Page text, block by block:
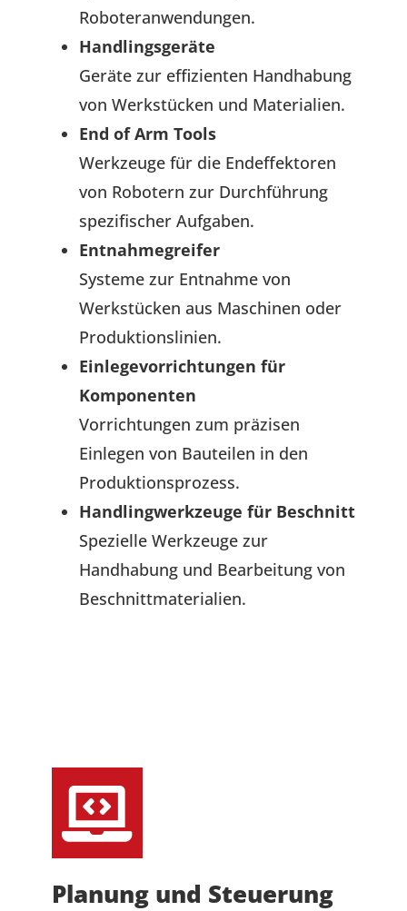
Roboteranwendungen.
Handlingsgeräte
Geräte zur effizienten Handhabung
von Werkstücken und Materialien.
End of Arm Tools
Werkzeuge für die Endeffektoren
von Robotern zur Durchführung
spezifischer Aufgaben.
Entnahmegreifer
Systeme zur Entnahme von
Werkstücken aus Maschinen oder
Produktionslinien.
Einlegevorrichtungen für
Komponenten
Vorrichtungen zum präzisen
Einlegen von Bauteilen in den
Produktionsprozess.
Handlingwerkzeuge für Beschnitt
Spezielle Werkzeuge zur
Handhabung und Bearbeitung von
Beschnittmaterialien.
Planung und Steuerung